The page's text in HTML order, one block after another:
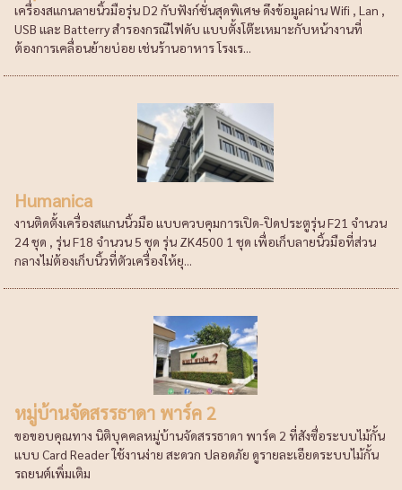
เครื่องสแกนลายนิ้วมือรุ่น D2 กับฟังก์ชั่นสุดพิเศษ ดึงข้อมูลผ่าน Wifi , Lan ,
USB และ Batterry สำรองกรณีไฟดับ แบบตั้งโต๊ะเหมาะกับหน้างานที่
ต้องการเคลื่อนย้ายบ่อย เช่นร้านอาหาร โรงเร...
Humanica
งานติดตั้งเครื่องสแกนนิ้วมือ แบบควบคุมการเปิด-ปิดประตูรุ่น F21 จำนวน
24 ชุด , รุ่น F18 จำนวน 5 ชุด รุ่น ZK4500 1 ชุด เพื่อเก็บลายนิ้วมือที่ส่วน
กลางไม่ต้องเก็บนิ้วที่ตัวเครื่องให้ยุ...
หมู่บ้านจัดสรรธาดา พาร์ค 2
ขอขอบคุณทาง นิติบุคคลหมู่บ้านจัดสรรธาดา พาร์ค 2 ที่สังซื่อระบบไม้กั้น
แบบ Card Reader ใช้งานง่าย สะดวก ปลอดภัย ดูรายละเอียดระบบไม้กั้น
รถยนต์เพิ่มเติม